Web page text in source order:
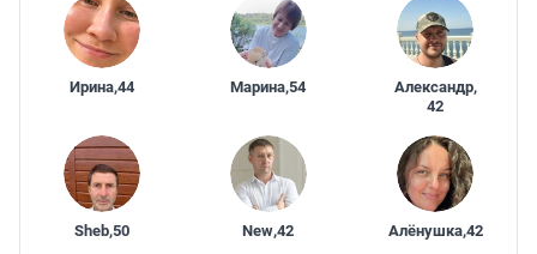
Ирина,44 Марина,54 Александр,
42
Sheb,50 New,42 Алёнушка,42